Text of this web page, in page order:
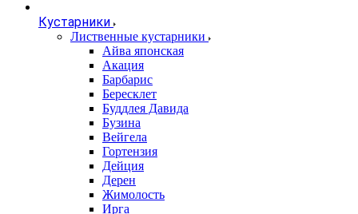
Кустарники
Лиственные кустарники
Айва японская
Акация
Барбарис
Бересклет
Буддлея Давида
Бузина
Вейгела
Гортензия
Дейция
Дерен
Жимолость
Ирга